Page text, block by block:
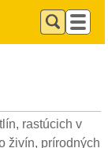
rastúcich v
živín, prírodných